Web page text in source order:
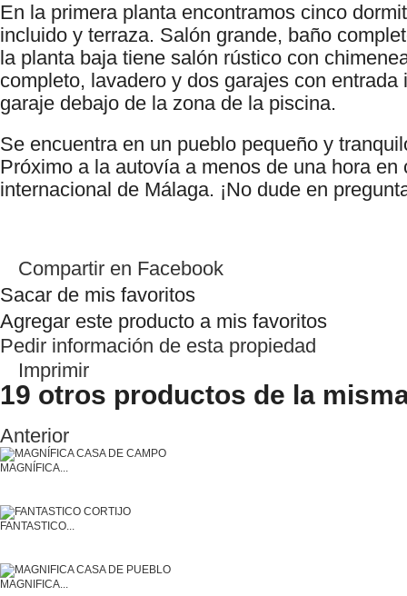
En la primera planta encontramos cinco
incluido y terraza. Salón grande, baño
la planta baja tiene salón rústico con
completo, lavadero y dos garajes con
garaje debajo de la zona de la piscina.
Se encuentra en un pueblo pequeño y
Próximo a la autovía a menos de una hora en
internacional de Málaga. ¡No dude en
Compartir en Facebook
Sacar de mis favoritos
Agregar este producto a mis favoritos
Pedir información de esta propiedad
Imprimir
19 otros productos de la
Anterior
MAGNÍFICA...
FANTASTICO...
MAGNIFICA...